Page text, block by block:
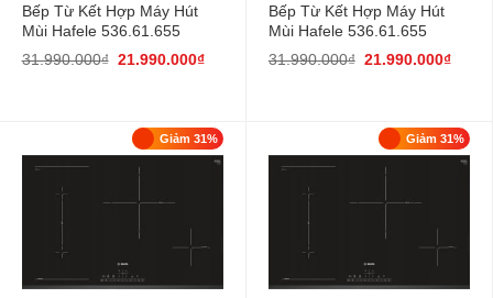
Bếp Từ Kết Hợp Máy Hút
Mùi Hafele 536.61.655
31.990.000₫ 21.990.000₫
Bếp Từ Kết Hợp Máy Hút
Mùi Hafele 536.61.655
31.990.000₫ 21.990.000₫
Giảm 31% Giảm 31%